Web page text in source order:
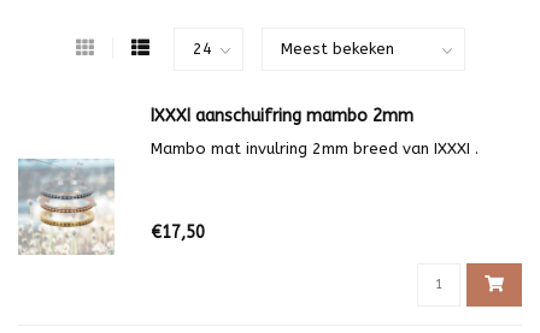
IXXXI aanschuifring mambo 2mm
Mambo mat invulring 2mm breed van IXXXI .
€17,50